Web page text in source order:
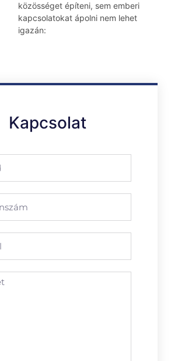
közösséget építeni, sem emberi
kapcsolatokat ápolni nem lehet
igazán:
Kapcsolat